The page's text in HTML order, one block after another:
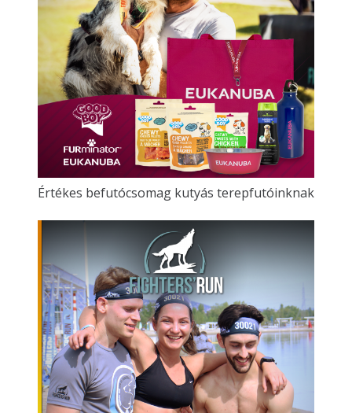
Értékes befutócsomag kutyás terepfutóinknak